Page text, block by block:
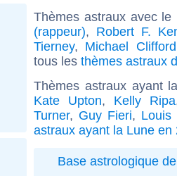
Thèmes astraux avec
(rappeur), Robert F.
Tierney, Michael Clifford
tous les thèmes astraux
Thèmes astraux ayant
Kate Upton, Kelly Ripa
Turner, Guy Fieri, Louis
astraux ayant la Lune en
Base astrologique